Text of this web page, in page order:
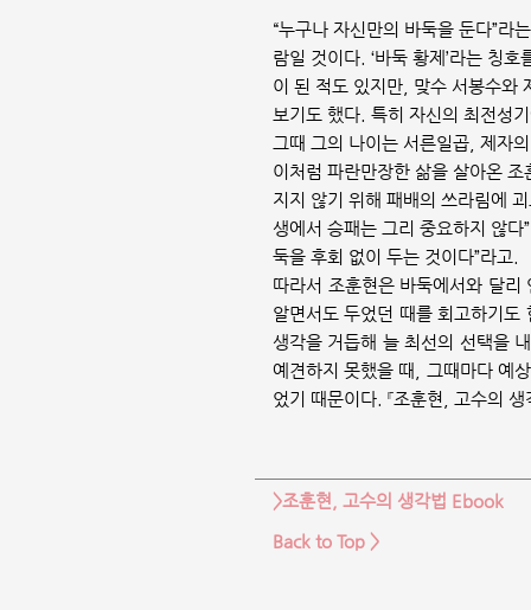
“누구나 자신만의 바둑을 둔다”라
람일 것이다. ‘바둑 황제’라는 칭
이 된 적도 있지만, 맞수 서봉수와
보기도 했다. 특히 자신의 최전성
그때 그의 나이는 서른일곱, 제자
이처럼 파란만장한 삶을 살아온
지지 않기 위해 패배의 쓰라림에
생에서 승패는 그리 중요하지 않
둑을 후회 없이 두는 것이다”라고.
따라서 조훈현은 바둑에서와 달
알면서도 두었던 때를 회고하기
생각을 거듭해 늘 최선의 선택을
예견하지 못했을 때, 그때마다 예
었기 때문이다. 『조훈현, 고수의
>조훈현, 고수의 생각법 Ebook
Back to Top >